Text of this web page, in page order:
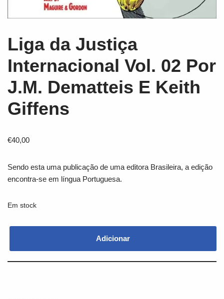
Liga da Justiça
Internacional Vol. 02 Por
J.M. Dematteis E Keith
Giffens
€40,00
Sendo esta uma publicação de uma editora Brasileira, a edição
encontra-se em língua Portuguesa.
Em stock
Adicionar